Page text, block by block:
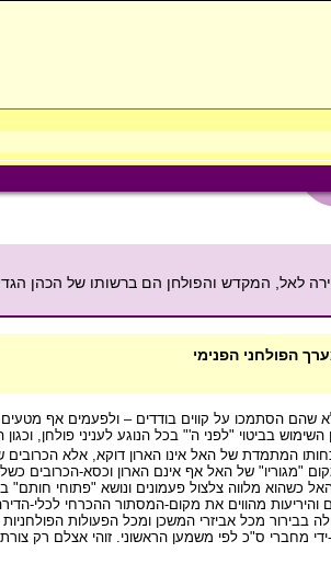
לאל, המקדש והפולחן הם ברשותו של הכהן
הפולחני הפנימי
שהם הסתמכו על קווים בודדים – ולפעמים אף
בביטוי "לפני ה'" בכל הנוגע לעניני פולחן,
המתמדת של האל אינו הארון דוקא, אלא הכרובים
של האל אף אינם הארון וכסא-הכרובים
מלווה צלצול פעמונים ונושא "פתוחי חותם"
והיריעות מהווים את מקום-המסתור ההכרחי לכלי-
מכל אביזרי המשכן ומכל הפעולות
מחברי ס"כ לפי משמען הראשוני. זוהי אצלם רק